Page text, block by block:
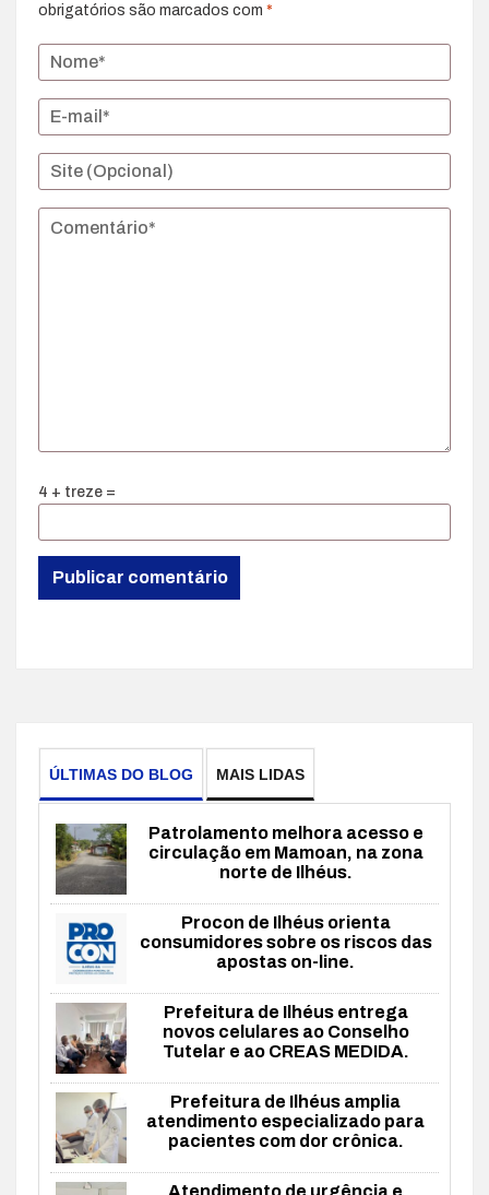
obrigatórios são marcados com *
4 + treze =
ÚLTIMAS DO BLOG MAIS LIDAS
Patrolamento melhora acesso e
circulação em Mamoan, na zona
norte de Ilhéus.
Procon de Ilhéus orienta
consumidores sobre os riscos das
apostas on-line.
Prefeitura de Ilhéus entrega
novos celulares ao Conselho
Tutelar e ao CREAS MEDIDA.
Prefeitura de Ilhéus amplia
atendimento especializado para
pacientes com dor crônica.
Atendimento de urgência e